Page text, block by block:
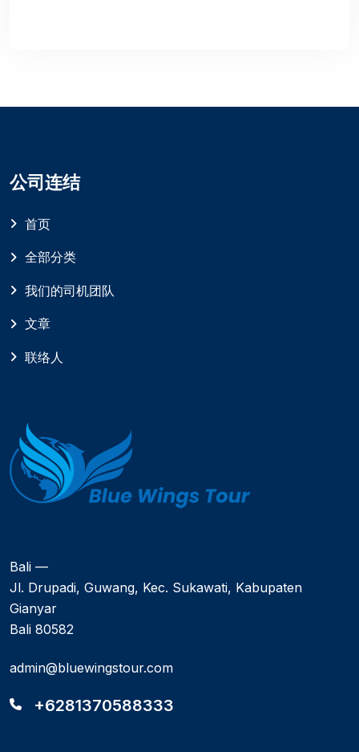
公司连结
首页
全部分类
我们的司机团队
文章
联络人
Bali —
Jl. Drupadi, Guwang, Kec. Sukawati, Kabupaten
Gianyar
Bali 80582
admin@bluewingstour.com
+6281370588333